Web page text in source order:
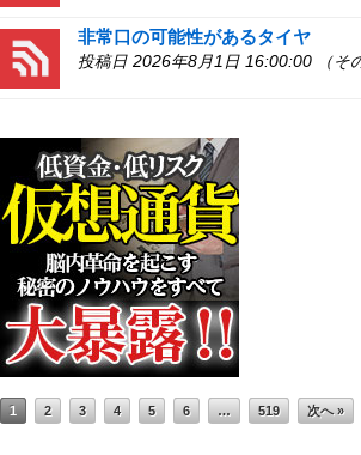
非常口の可能性があるタイヤ
投稿日 2026年8月1日 16:00:00 （そ
1 2 3 4 5 6 … 519 次へ »